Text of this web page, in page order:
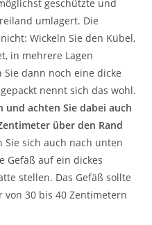
geschützte und
umlagert. Die
Wickeln Sie den Kübel,
in mehrere Lagen
dann noch eine dicke
nennt sich das wohl.
und achten Sie dabei auch
über den Rand
Sie sich auch nach unten
Gefäß auf ein dickes
stellen. Das Gefäß sollte
30 bis 40 Zentimetern